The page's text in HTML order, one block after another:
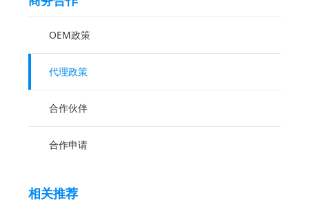
OEM政策
代理政策
合作伙伴
合作申请
相关推荐